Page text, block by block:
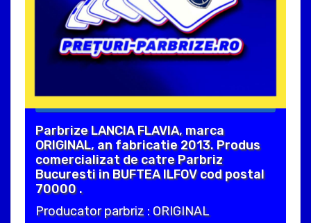
Parbrize LANCIA FLAVIA, marca
ORIGINAL, an fabricatie 2013. Produs
comercializat de catre Parbriz
Bucuresti in BUFTEA ILFOV cod postal
70000 .
Producator parbriz : ORIGINAL